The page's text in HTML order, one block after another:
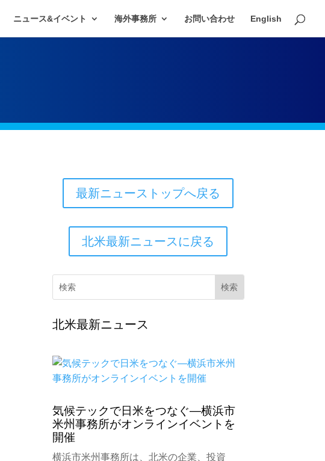
ニュース&イベント 海外事務所 お問い合わせ English
最新ニューストップへ戻る
北米最新ニュースに戻る
北米最新ニュース
気候テックで日米をつなぐ―横浜市
米州事務所がオンラインイベントを
開催
横浜市米州事務所は、北米の企業、投資